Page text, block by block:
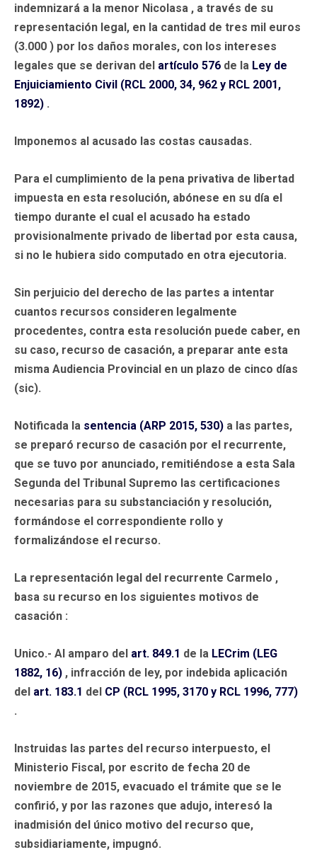
indemnizará a la menor Nicolasa , a través de su
representación legal, en la cantidad de tres mil euros
(3.000 ) por los daños morales, con los intereses
legales que se derivan del artículo 576 de la Ley de
Enjuiciamiento Civil (RCL 2000, 34, 962 y RCL 2001,
1892) .
Imponemos al acusado las costas causadas.
Para el cumplimiento de la pena privativa de libertad
impuesta en esta resolución, abónese en su día el
tiempo durante el cual el acusado ha estado
provisionalmente privado de libertad por esta causa,
si no le hubiera sido computado en otra ejecutoria.
Sin perjuicio del derecho de las partes a intentar
cuantos recursos consideren legalmente
procedentes, contra esta resolución puede caber, en
su caso, recurso de casación, a preparar ante esta
misma Audiencia Provincial en un plazo de cinco días
(sic).
Notificada la sentencia (ARP 2015, 530) a las partes,
se preparó recurso de casación por el recurrente,
que se tuvo por anunciado, remitiéndose a esta Sala
Segunda del Tribunal Supremo las certificaciones
necesarias para su substanciación y resolución,
formándose el correspondiente rollo y
formalizándose el recurso.
La representación legal del recurrente Carmelo ,
basa su recurso en los siguientes motivos de
casación :
Unico.- Al amparo del art. 849.1 de la LECrim (LEG
1882, 16) , infracción de ley, por indebida aplicación
del art. 183.1 del CP (RCL 1995, 3170 y RCL 1996, 777)
.
Instruidas las partes del recurso interpuesto, el
Ministerio Fiscal, por escrito de fecha 20 de
noviembre de 2015, evacuado el trámite que se le
confirió, y por las razones que adujo, interesó la
inadmisión del único motivo del recurso que,
subsidiariamente, impugnó.